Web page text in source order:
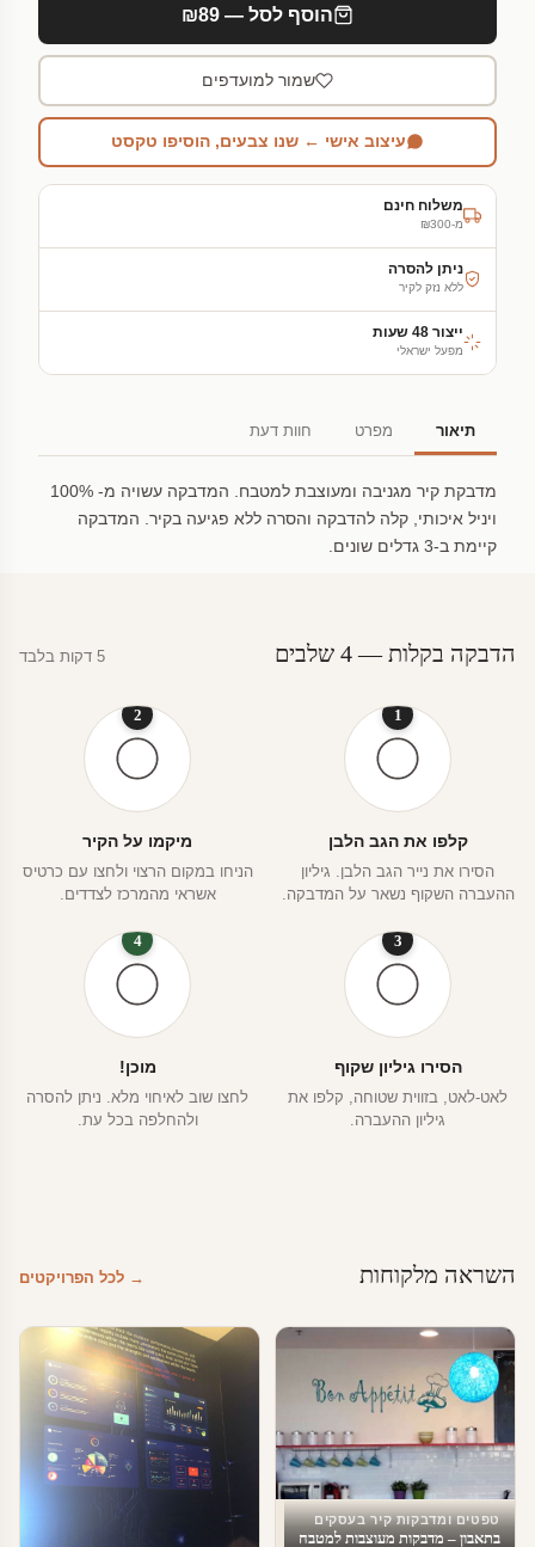
הוסף לסל — ₪89
שמור למועדפים
עיצוב אישי ← שנו צבעים, הוסיפו טקסט
משלוח חינם
מ-₪300
ניתן להסרה
ללא נזק לקיר
ייצור 48 שעות
מפעל ישראלי
תיאור מפרט חוות דעת
מדבקת קיר מגניבה ומעוצבת למטבח. המדבקה עשויה מ- 100%
ויניל איכותי, קלה להדבקה והסרה ללא פגיעה בקיר. המדבקה
קיימת ב-3 גדלים שונים.
הדבקה בקלות — 4 שלבים 5 דקות בלבד
1
קלפו את הגב הלבן
הסירו את נייר הגב הלבן. גיליון
ההעברה השקוף נשאר על המדבקה.
2
מיקמו על הקיר
הניחו במקום הרצוי ולחצו עם כרטיס
אשראי מהמרכז לצדדים.
3
הסירו גיליון שקוף
לאט-לאט, בזווית שטוחה, קלפו את
גיליון ההעברה.
4
מוכן!
לחצו שוב לאיחוי מלא. ניתן להסרה
ולהחלפה בכל עת.
השראה מלקוחות → לכל הפרויקטים
טפטים ומדבקות קיר בעסקים
בתאבון – מדבקות מעוצבות למטבח